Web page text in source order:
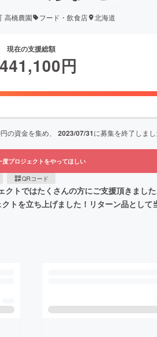
高橋農園 フード・飲食店 北海道
現在の支援総額
円
円の資金を集め、 2023/07/31に募集を終了しまし
度プロジェクトをやってほしい
QRコード
トではたくさんの方にご支援頂きまし
を立ち上げました！リターン品として